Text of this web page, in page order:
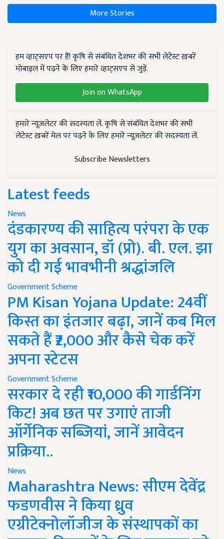
More Stories
हम व्हाट्सएप पर हैं! कृषि से संबंधित देशभर की सभी लेटेस्ट ख़बरें
मोबाइल में पढ़ने के लिए हमारे व्हाट्सएप से जुड़ें.
Join on WhatsApp
हमारे न्यूज़लेटर की सदस्यता लें. कृषि से संबंधित देशभर की सभी
लेटेस्ट ख़बरें मेल पर पढ़ने के लिए हमारे न्यूज़लेटर की सदस्यता लें.
Subscribe Newsletters
Latest feeds
News
दंडकारण्य की साहित्य परंपरा के एक
युग का अवसान, डॉ (प्रो). बी. एल. झा
को दी गई भावभीनी श्रद्धांजलि
Government Scheme
PM Kisan Yojana Update: 24वीं
किस्त का इंतजार बढ़ा, जानें कब मिल
सकते हैं ₹2,000 और कैसे चेक करें
अपना स्टेटस
Government Scheme
सरकार दे रही ₹10,000 की गार्डनिंग
किट! अब छत पर उगाएं ताजी
ऑर्गेनिक सब्जियां, जानें आवेदन
प्रक्रिया..
News
Maharashtra News: सीएम देवेंद्र
फडणवीस ने किया ध्रुव
एग्रीटेक्नोलॉजीज के संस्थापकों का